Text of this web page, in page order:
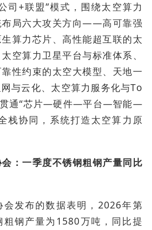
司+联盟”模式，围绕太空算力
布局六大攻关方向——高可靠强
算力芯片、高性能超互联的太
空算力卫星平台与标准体系、
性约束的太空大模型、天地一
与云化、太空算力服务化与To
通“芯片—硬件—平台—智能—
栈协同，系统打造太空算力原
：一季度不锈钢粗钢产量同比
会发布的数据表明，2026年第
粗钢产量为1580万吨，同比提